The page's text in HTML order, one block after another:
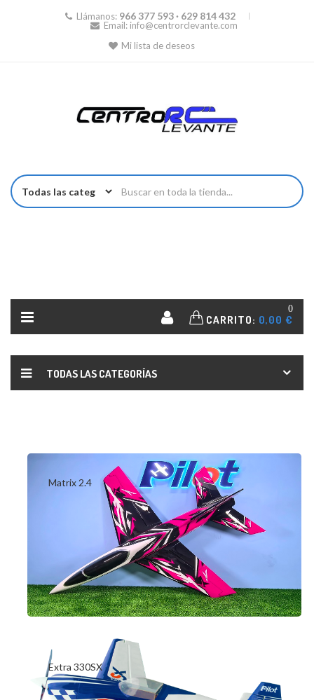
Llámanos: 966 377 593 · 629 814 432
Email: info@centrorclevante.com
Mi lista de deseos
0
CARRITO: 0,00 €
TODAS LAS CATEGORÍAS
Matrix 2.4
Extra 330SX